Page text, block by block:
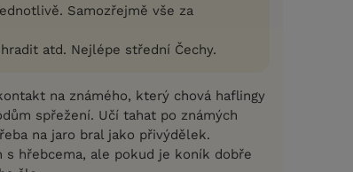
Samozřejmě vše za
atd. Nejlépe střední Čechy.
na známého, který chová haflingy
spřežení. Učí tahat po známých
na jaro bral jako přivýdělek.
s hřebcema, ale pokud je koník dobře